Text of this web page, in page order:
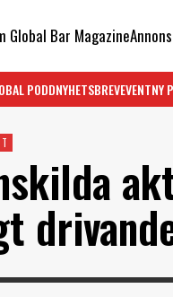
Global Bar Magazine
PODDNYHETSBREVEVENTNY